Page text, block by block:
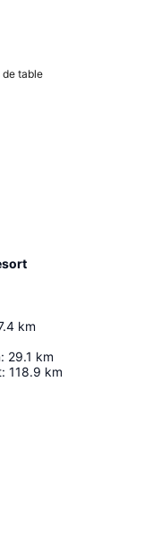
de table
km
: 29.1 km
: 118.9 km